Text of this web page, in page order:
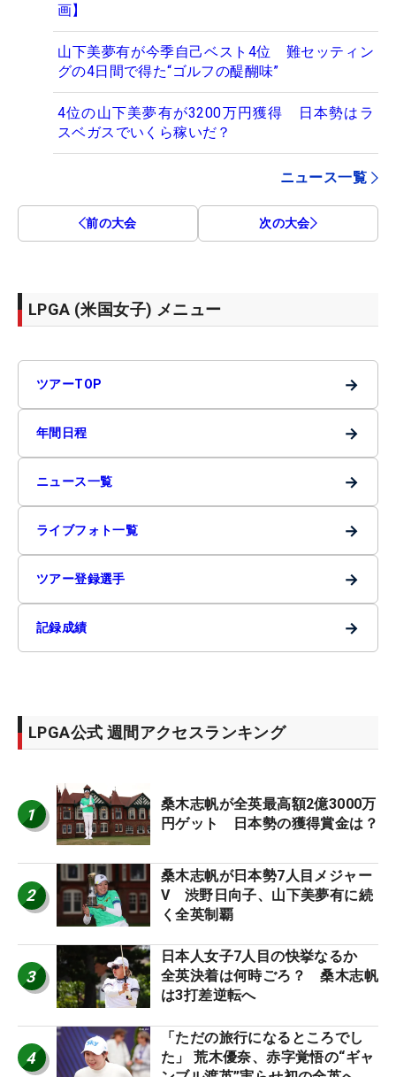
画】
山下美夢有が今季自己ベスト4位 難セッティン
グの4日間で得た“ゴルフの醍醐味”
4位の山下美夢有が3200万円獲得 日本勢はラ
スベガスでいくら稼いだ？
ニュース一覧
前の大会 次の大会
LPGA (米国女子) メニュー
ツアーTOP →
年間日程 →
ニュース一覧 →
ライブフォト一覧 →
ツアー登録選手 →
記録成績 →
LPGA公式 週間アクセスランキング
1
桑木志帆が全英最高額2億3000万
円ゲット 日本勢の獲得賞金は？
2
桑木志帆が日本勢7人目メジャー
V 渋野日向子、山下美夢有に続
く全英制覇
3
日本人女子7人目の快挙なるか
全英決着は何時ごろ？ 桑木志帆
は3打差逆転へ
4
「ただの旅行になるところでし
た」 荒木優奈、赤字覚悟の“ギャ